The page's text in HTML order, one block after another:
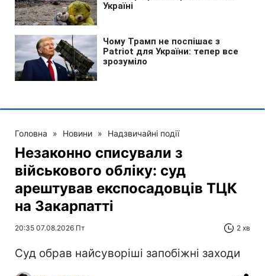
Головна » Новини » Надзвичайні події
Незаконно списували з
військового обліку: суд
арештував експосадовців ТЦК
на Закарпатті
20:35 07.08.2026 Пт 2 хв
Суд обрав найсуворіші запобіжні заходи